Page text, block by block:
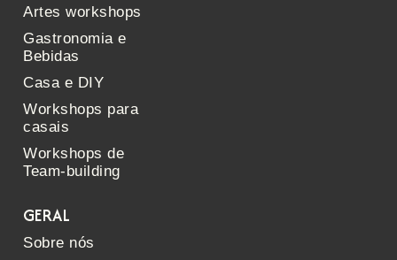
Artes workshops
Gastronomia e
Bebidas
Casa e DIY
Workshops para
casais
Workshops de
Team-building
GERAL
Sobre nós